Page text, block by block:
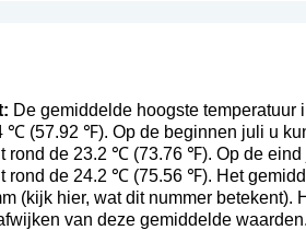
De gemiddelde hoogste
(57.92 ℉). Op de beginnen juli u
rond de 23.2 ℃ (73.76 ℉). Op de
rond de 24.2 ℃ (75.56 ℉). Het
(kijk hier, wat dit nummer betekent).
van deze gemiddelde